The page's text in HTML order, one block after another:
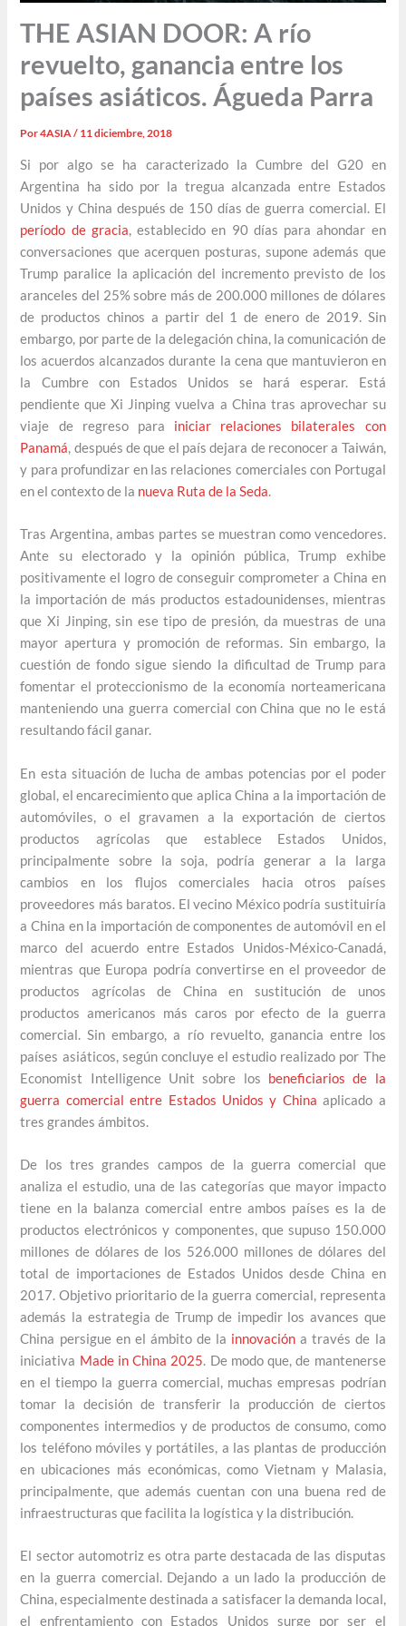
THE ASIAN DOOR: A río
revuelto, ganancia entre los
países asiáticos. Águeda Parra
Por4ASIA/ 11 diciembre, 2018
Si por algo se ha caracterizado la Cumbre del G20 en
Argentina ha sido por la tregua alcanzada entre Estados
Unidos y China después de 150 días de guerra comercial. El
período de gracia, establecido en 90 días para ahondar en
conversaciones que acerquen posturas, supone además que
Trump paralice la aplicación del incremento previsto de los
aranceles del 25% sobre más de 200.000 millones de dólares
de productos chinos a partir del 1 de enero de 2019. Sin
embargo, por parte de la delegación china, la comunicación de
los acuerdos alcanzados durante la cena que mantuvieron en
la Cumbre con Estados Unidos se hará esperar. Está
pendiente que Xi Jinping vuelva a China tras aprovechar su
viaje de regreso para iniciar relaciones bilaterales con
Panamá, después de que el país dejara de reconocer a Taiwán,
y para profundizar en las relaciones comerciales con Portugal
en el contexto de la nueva Ruta de la Seda.
Tras Argentina, ambas partes se muestran como vencedores.
Ante su electorado y la opinión pública, Trump exhibe
positivamente el logro de conseguir comprometer a China en
la importación de más productos estadounidenses, mientras
que Xi Jinping, sin ese tipo de presión, da muestras de una
mayor apertura y promoción de reformas. Sin embargo, la
cuestión de fondo sigue siendo la dificultad de Trump para
fomentar el proteccionismo de la economía norteamericana
manteniendo una guerra comercial con China que no le está
resultando fácil ganar.
En esta situación de lucha de ambas potencias por el poder
global, el encarecimiento que aplica China a la importación de
automóviles, o el gravamen a la exportación de ciertos
productos agrícolas que establece Estados Unidos,
principalmente sobre la soja, podría generar a la larga
cambios en los flujos comerciales hacia otros países
proveedores más baratos. El vecino México podría sustituiría
a China en la importación de componentes de automóvil en el
marco del acuerdo entre Estados Unidos-México-Canadá,
mientras que Europa podría convertirse en el proveedor de
productos agrícolas de China en sustitución de unos
productos americanos más caros por efecto de la guerra
comercial. Sin embargo, a río revuelto, ganancia entre los
países asiáticos, según concluye el estudio realizado por The
Economist Intelligence Unit sobre los beneficiarios de la
guerra comercial entre Estados Unidos y China aplicado a
tres grandes ámbitos.
De los tres grandes campos de la guerra comercial que
analiza el estudio, una de las categorías que mayor impacto
tiene en la balanza comercial entre ambos países es la de
productos electrónicos y componentes, que supuso 150.000
millones de dólares de los 526.000 millones de dólares del
total de importaciones de Estados Unidos desde China en
2017. Objetivo prioritario de la guerra comercial, representa
además la estrategia de Trump de impedir los avances que
China persigue en el ámbito de la innovación a través de la
iniciativa Made in China 2025. De modo que, de mantenerse
en el tiempo la guerra comercial, muchas empresas podrían
tomar la decisión de transferir la producción de ciertos
componentes intermedios y de productos de consumo, como
los teléfono móviles y portátiles, a las plantas de producción
en ubicaciones más económicas, como Vietnam y Malasia,
principalmente, que además cuentan con una buena red de
infraestructuras que facilita la logística y la distribución.
El sector automotriz es otra parte destacada de las disputas
en la guerra comercial. Dejando a un lado la producción de
China, especialmente destinada a satisfacer la demanda local,
el enfrentamiento con Estados Unidos surge por ser el